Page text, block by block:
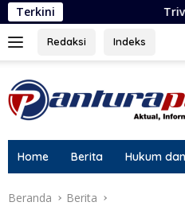
TerkiniTriv Group Cetak Rekor
Redaksi Indeks
Home Berita Hukum
Beranda Berita